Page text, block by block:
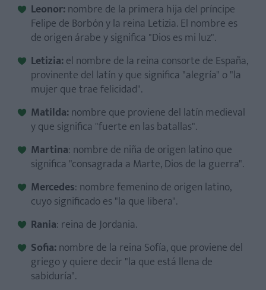
Leonor:nombre de la primera hija del príncipe
Felipe de Borbón y la reina Letizia. El nombre es
de origen árabe y significa "Dios es mi luz".
Letizia:el nombre de la reina consorte de España,
provinente del latín y que significa "alegría" o "la
mujer que trae felicidad".
Matilda:nombre que proviene del latín medieval
y que significa "fuerte en las batallas".
Martina: nombre de niña de origen latino que
significa "consagrada a Marte, Dios de la guerra".
Mercedes: nombre femenino de origen latino,
cuyo significado es "la que libera".
Rania: reina de Jordania.
Sofia:nombre de la reina Sofía, que proviene del
griego y quiere decir "la que está llena de
sabiduría".